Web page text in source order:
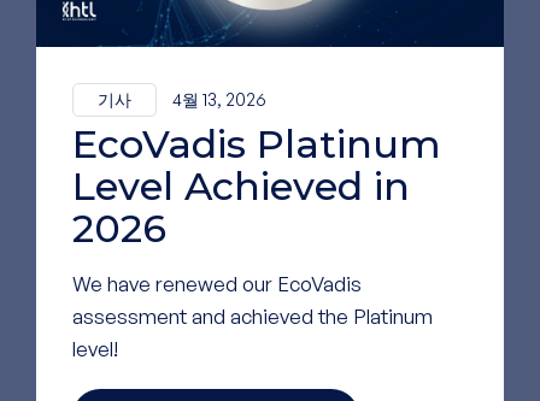
기사 4월 13, 2026
EcoVadis Platinum
Level Achieved in
2026
We have renewed our EcoVadis
assessment and achieved the Platinum
level!